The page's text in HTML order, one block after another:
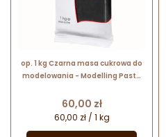
op. 1 kg Czarna masa cukrowa do
modelowania - Modelling Paste
Cena
60,00 zł
60,00 zł / 1 kg